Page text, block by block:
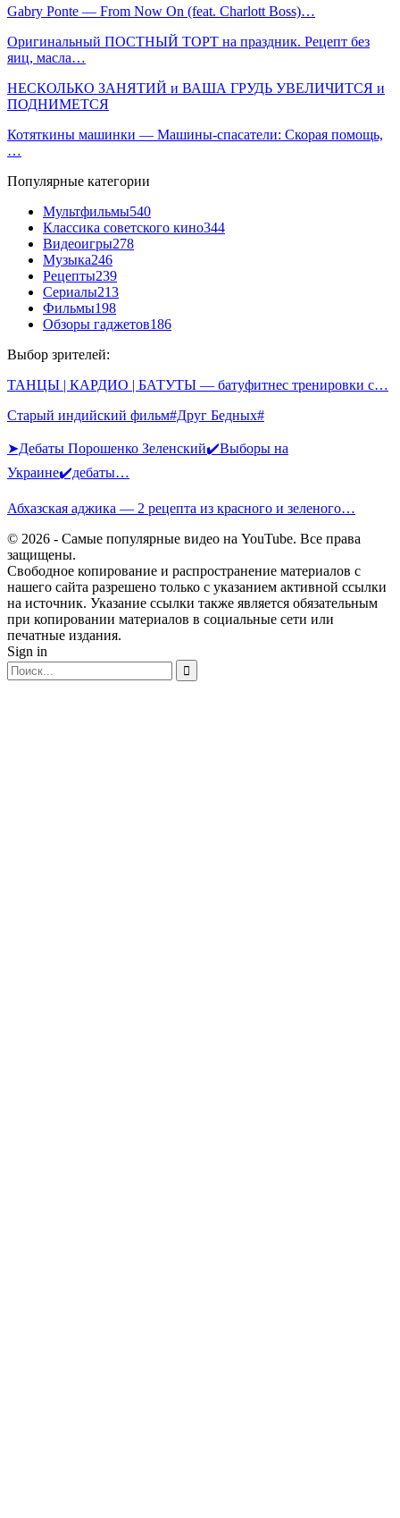
Gabry Ponte — From Now On (feat. Charlott Boss)…
Оригинальный ПОСТНЫЙ ТОРТ на праздник. Рецепт без
яиц, масла…
НЕСКОЛЬКО ЗАНЯТИЙ и ВАША ГРУДЬ УВЕЛИЧИТСЯ и
ПОДНИМЕТСЯ
Котяткины машинки — Машины-спасатели: Скорая помощь,
…
Популярные категории
Мультфильмы540
Классика советского кино344
Видеоигры278
Музыка246
Рецепты239
Сериалы213
Фильмы198
Обзоры гаджетов186
Выбор зрителей:
ТАНЦЫ | КАРДИО | БАТУТЫ — батуфитнес тренировки с…
Старый индийский фильм#Друг Бедных#
➤Дебаты Порошенко Зеленский✔️Выборы на
Украине✔️дебаты…
Абхазская аджика — 2 рецепта из красного и зеленого…
© 2026 - Самые популярные видео на YouTube. Все права
защищены.
Свободное копирование и распространение материалов с
нашего сайта разрешено только с указанием активной ссылки
на источник. Указание ссылки также является обязательным
при копировании материалов в социальные сети или
печатные издания.
Sign in